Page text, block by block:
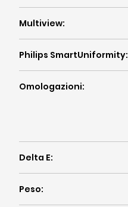
Multiview:
Philips SmartUniformity:
Omologazioni:
Delta E:
Peso: